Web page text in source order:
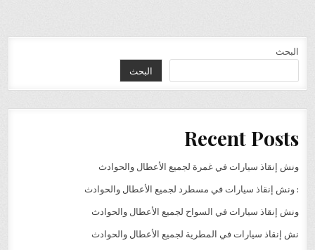
البحث
البحث
Recent Posts
ونش إنقاذ سيارات في غمرة لجميع الأعطال والحوادث
: ونش إنقاذ سيارات في مسطرد لجميع الأعطال والحوادث
ونش إنقاذ سيارات في السواح لجميع الأعطال والحوادث
نش إنقاذ سيارات في المطرية لجميع الأعطال والحوادث